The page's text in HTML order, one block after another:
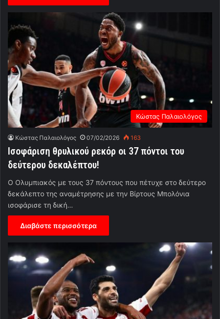
Κώστας Παλαιολόγος
Κώστας Παλαιολόγος 07/02/2026 163
Ισοφάριση θρυλικού ρεκόρ οι 37 πόντοι του
δεύτερου δεκαλέπτου!
Ο Ολυμπιακός με τους 37 πόντους που πέτυχε στο δεύτερο
δεκάλεπτο της αναμέτρησης με την Βίρτους Μπολόνια
ισοφάρισε τη δική…
Διαβάστε περισσότερα